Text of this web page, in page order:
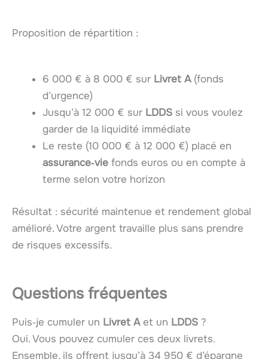
Proposition de répartition :
6 000 € à 8 000 € sur Livret A(fonds
d’urgence)
Jusqu’à 12 000 € sur LDDS si vous voulez
garder de la liquidité immédiate
Le reste (10 000 € à 12 000 €) placé en
assurance‑vie fonds euros ou en compte à
terme selon votre horizon
Résultat : sécurité maintenue et rendement global
amélioré. Votre argent travaille plus sans prendre
de risques excessifs.
Questions fréquentes
Puis‑je cumuler un Livret Aet un LDDS ?
Oui. Vous pouvez cumuler ces deux livrets.
Ensemble, ils offrent jusqu’à 34 950 € d’épargne